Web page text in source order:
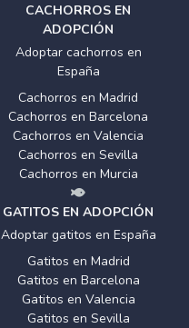
CACHORROS EN
ADOPCIÓN
Adoptar cachorros en
España
Cachorros en Madrid
Cachorros en Barcelona
Cachorros en Valencia
Cachorros en Sevilla
Cachorros en Murcia
GATITOS EN ADOPCIÓN
Adoptar gatitos en España
Gatitos en Madrid
Gatitos en Barcelona
Gatitos en Valencia
Gatitos en Sevilla